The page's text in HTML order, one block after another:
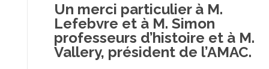
Un merci particulier à M.
Lefebvre et à M. Simon
professeurs d’histoire et à M.
Vallery, président de l’AMAC.